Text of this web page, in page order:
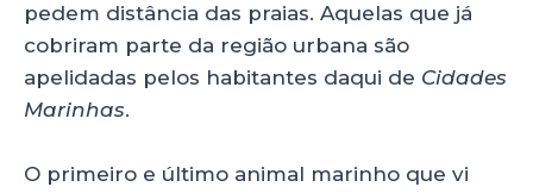
pedem distância das praias. Aquelas que já
cobriram parte da região urbana são
apelidadas pelos habitantes daqui de Cidades
Marinhas.
O primeiro e último animal marinho que vi